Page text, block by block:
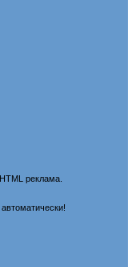
реклама.